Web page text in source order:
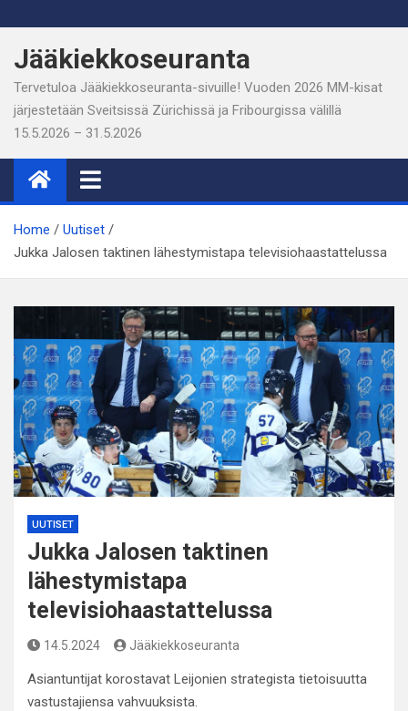
to
content
Jääkiekkoseuranta
Tervetuloa Jääkiekkoseuranta-sivuille! Vuoden 2026 MM-kisat
järjestetään Sveitsissä Zürichissä ja Fribourgissa välillä
15.5.2026 – 31.5.2026
Home
Uutiset
Jukka Jalosen taktinen lähestymistapa televisiohaastattelussa
UUTISET
Jukka Jalosen taktinen
lähestymistapa
televisiohaastattelussa
14.5.2024 Jääkiekkoseuranta
Asiantuntijat korostavat Leijonien strategista tietoisuutta
vastustajiensa vahvuuksista.